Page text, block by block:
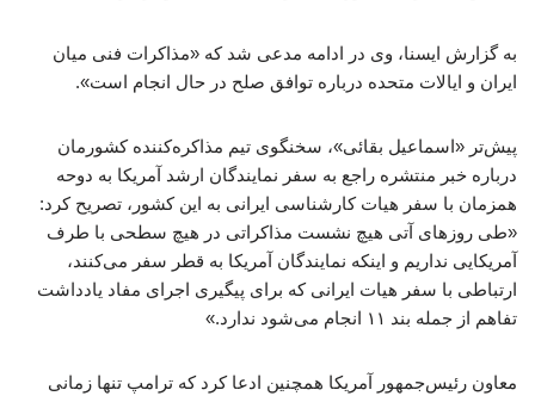
به گزارش ایسنا، وی در ادامه مدعی شد که «مذاکرات فنی میان
ایران و ایالات متحده درباره توافق صلح در حال انجام است».
پیش‌تر «اسماعیل بقائی»، سخنگوی تیم مذاکره‌کننده کشورمان
درباره خبر منتشره راجع به سفر نمایندگان ارشد آمریکا به دوحه
همزمان با سفر هیات کارشناسی ایرانی به این کشور، تصریح کرد:
«طی روزهای آتی هیچ نشست مذاکراتی در هیچ سطحی با طرف
آمریکایی نداریم و اینکه نمایندگان آمریکا به قطر سفر می‌کنند،
ارتباطی با سفر هیات ایرانی که برای پیگیری اجرای مفاد یادداشت
تفاهم از جمله بند ۱۱ انجام می‌شود ندارد.»
معاون رئیس‌جمهور آمریکا همچنین ادعا کرد که ترامپ تنها زمانی